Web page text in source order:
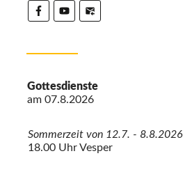
Gottesdienste
am 07.8.2026
Sommerzeit von 12.7. - 8.8.2026
18.00 Uhr Vesper